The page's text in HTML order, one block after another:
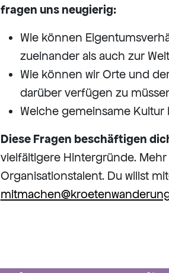
fragen uns neugierig:
Wie können
zueinander als auch zur
Wie können wir Orte und
darüber verfügen zu
Welche gemeinsame
Diese Fragen beschäftigen
vielfältigere Hintergründe.
Organisationstalent. Du willst